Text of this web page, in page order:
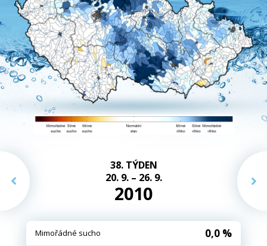
38. TÝDEN
20. 9. – 26. 9.
2010
Mimořádné sucho 0,0 %